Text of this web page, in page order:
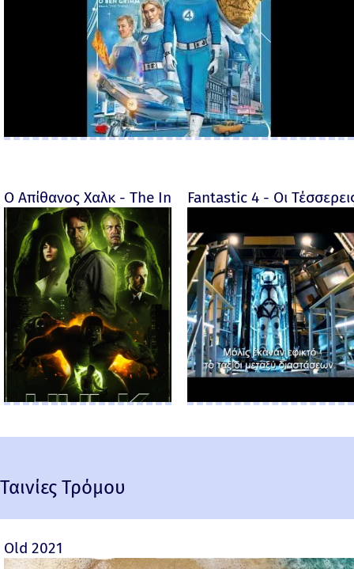
Ο Απίθανος Χαλκ - The Incredible Hulk - 2008
Fantastic 4 - Οι
Ταινίες Τρόμου
Old 2021